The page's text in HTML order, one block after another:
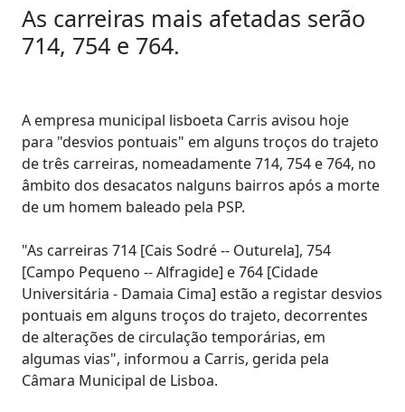
As carreiras mais afetadas serão
714, 754 e 764.
A empresa municipal lisboeta Carris avisou hoje
para "desvios pontuais" em alguns troços do trajeto
de três carreiras, nomeadamente 714, 754 e 764, no
âmbito dos desacatos nalguns bairros após a morte
de um homem baleado pela PSP.
"As carreiras 714 [Cais Sodré -- Outurela], 754
[Campo Pequeno -- Alfragide] e 764 [Cidade
Universitária - Damaia Cima] estão a registar desvios
pontuais em alguns troços do trajeto, decorrentes
de alterações de circulação temporárias, em
algumas vias", informou a Carris, gerida pela
Câmara Municipal de Lisboa.